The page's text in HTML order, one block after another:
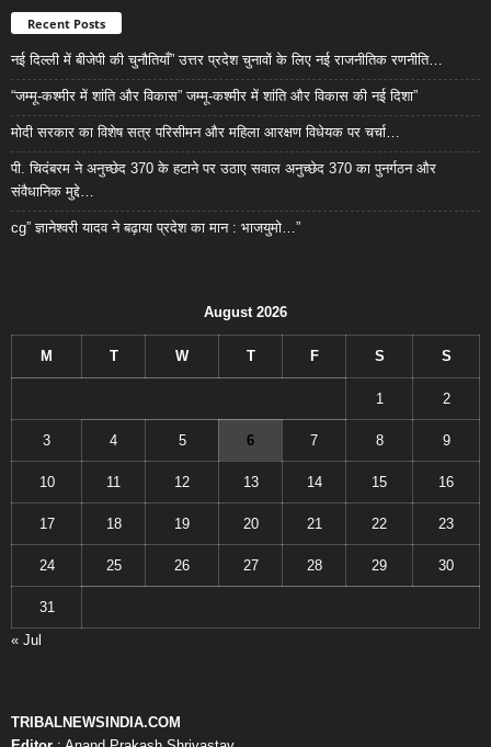
Recent Posts
नई दिल्ली में बीजेपी की चुनौतियाँ” उत्तर प्रदेश चुनावों के लिए नई राजनीतिक रणनीति…
“जम्मू-कश्मीर में शांति और विकास” जम्मू-कश्मीर में शांति और विकास की नई दिशा”
मोदी सरकार का विशेष सत्र परिसीमन और महिला आरक्षण विधेयक पर चर्चा…
पी. चिदंबरम ने अनुच्छेद 370 के हटाने पर उठाए सवाल अनुच्छेद 370 का पुनर्गठन और
संवैधानिक मुद्दे…
cg” ज्ञानेश्वरी यादव ने बढ़ाया प्रदेश का मान : भाजयुमो…”
August 2026
M T W T F S S
1 2
3 4 5 6 7 8 9
10 11 12 13 14 15 16
17 18 19 20 21 22 23
24 25 26 27 28 29 30
31
« Jul
TRIBALNEWSINDIA.COM